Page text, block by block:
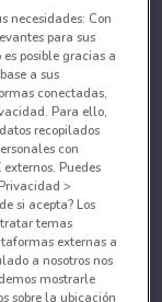
necesidades: Con
para sus
posible gracias a
a sus
conectadas,
Para ello,
recopilados
con
Puedes
>
si acepta? Los
temas
externas a
a nosotros nos
mostrarle
sobre la ubicación